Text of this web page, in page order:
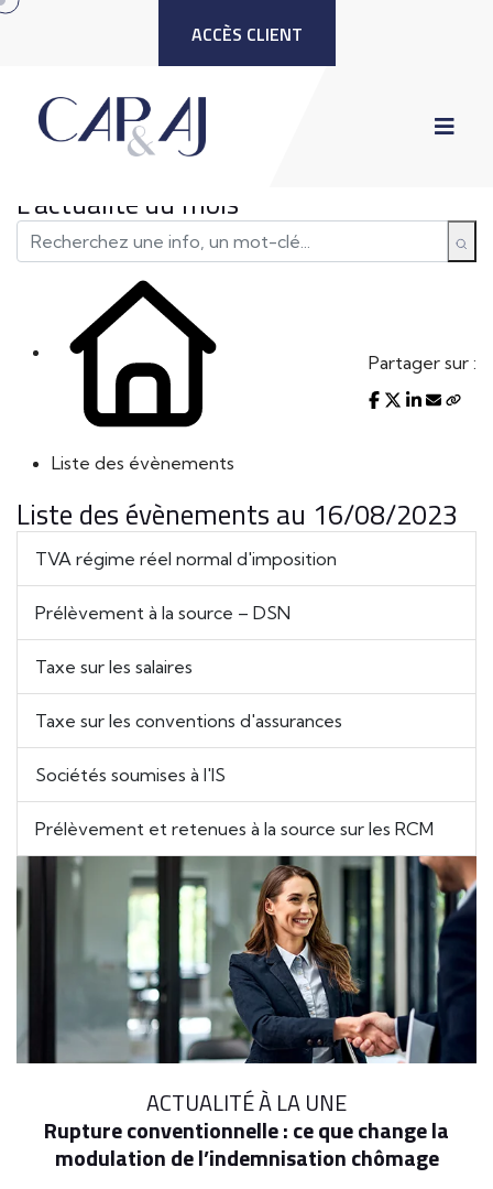
ACCÈS CLIENT
L'actualité du mois
Liste des évènements
Partager sur :
Liste des évènements au 16/08/2023
TVA régime réel normal d'imposition
Prélèvement à la source – DSN
Taxe sur les salaires
Taxe sur les conventions d'assurances
Sociétés soumises à l'IS
Prélèvement et retenues à la source sur les RCM
ACTUALITÉ À LA UNE
Rupture conventionnelle : ce que change la
modulation de l’indemnisation chômage